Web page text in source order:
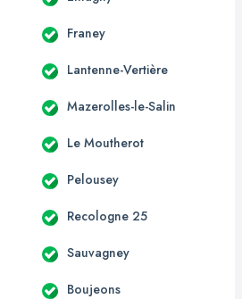
Franey
Lantenne-Vertière
Mazerolles-le-Salin
Le Moutherot
Pelousey
Recologne 25
Sauvagney
Boujeons